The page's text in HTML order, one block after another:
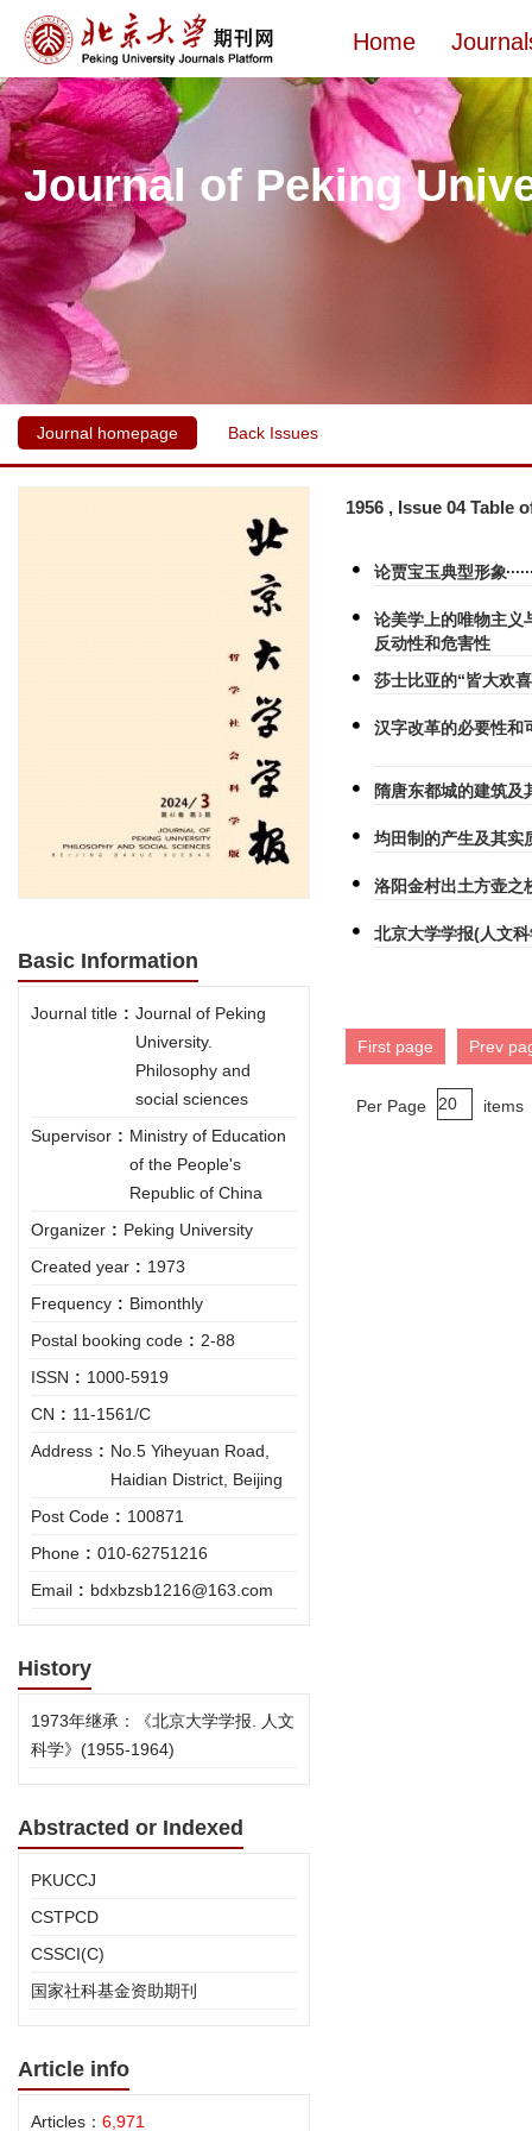
Home
Journal of Peking
Journal homepage Back Issues
Basic Information
Journal title : Journal of Peking
University.
Philosophy and
social sciences
Supervisor : Ministry of Education
of the People's
Republic of China
Organizer : Peking University
Created year : 1973
Frequency : Bimonthly
Postal booking code : 2-88
ISSN : 1000-5919
CN : 11-1561/C
Address : No.5 Yiheyuan Road,
Haidian District, Beijing
Post Code : 100871
Phone : 010-62751216
Email : bdxbzsb1216@163.com
History
1973年继承：《北京大学学报. 人文
科学》(1955-1964)
Abstracted or Indexed
PKUCCJ
CSTPCD
CSSCI(C)
国家社科基金资助期刊
Article info
Articles： 6,971
1956 , Issue 04 Table
论贾宝玉典型形象
论美学上的唯物主
反动性和危害性
莎士比亚的“皆大欢
汉字改革的必要性和
隋唐东都城的建筑及
均田制的产生及其
洛阳金村出土方壶之
北京大学学报(人文
First page Prev
Per Page items